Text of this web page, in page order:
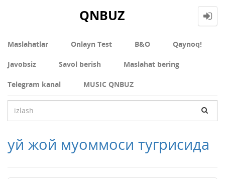
QNBUZ
Maslahatlar Onlayn Test В&О Qaynoq!
Javobsiz Savol berish Maslahat bering
Telegram kanal MUSIC QNBUZ
уй жой муоммоси тугрисида